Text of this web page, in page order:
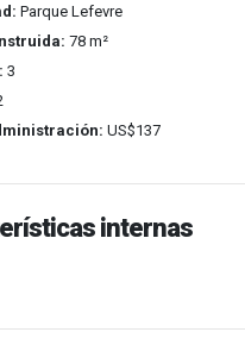
Parque Lefevre
78 m²
3
US$137
internas